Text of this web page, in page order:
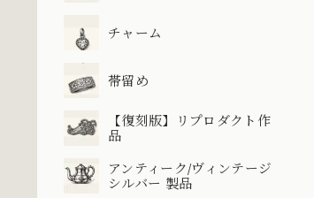
チャーム
帯留め
【復刻版】リプロダクト作
品
アンティーク/ヴィンテージ
シルバー 製品